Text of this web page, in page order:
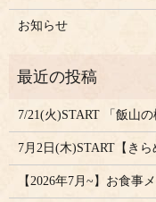
お知らせ
7/21(火)START 「飯山
7月2日(木)START【き
【2026年7月~】お食事